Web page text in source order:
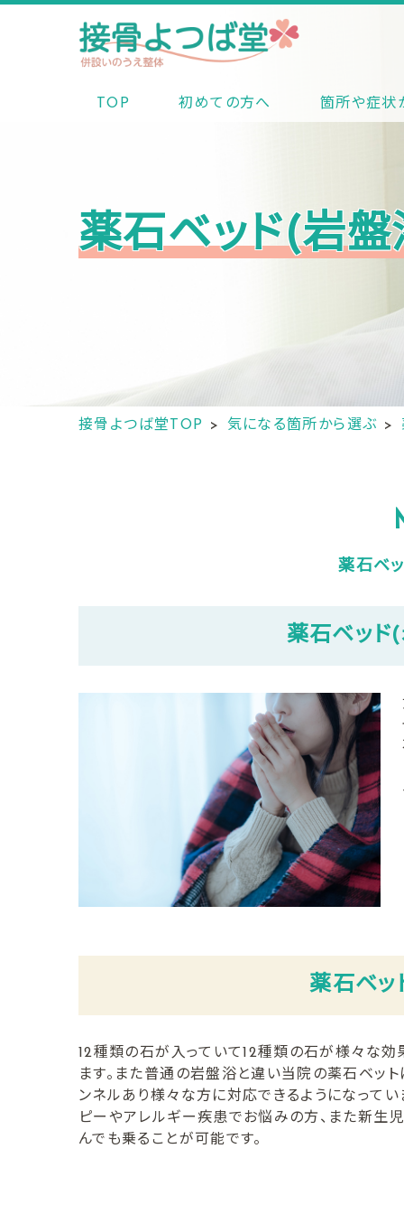
TOP 初めての方へ 箇所や症状
薬石ベッド(岩
接骨よつば堂TOP 気になる箇所から選ぶ
薬石ベ
薬石ベッド
薬石ベッ
12種類の石が入っていて12種類の石が様々な効
ます。また普通の岩盤浴と違い当院の薬石ベット
ンネルあり様々な方に対応できるようになってい
ピーやアレルギー疾患でお悩みの方、また新生
んでも乗ることが可能です。